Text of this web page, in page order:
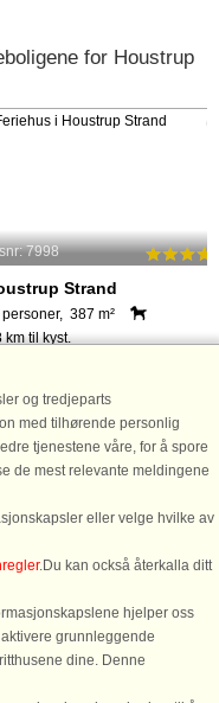
for Houstrup
7998
Strand
387 m²
km til kyst.
velindrettet luksussommerhus
med de 12 soveværelser og
plads til hele 30 feriegæster.
store aktivitetsrum er udstyret
en bar, et sofaområde og
fra 19.069 NOK
og tredjeparts
med tilhørende personlig
tjenestene våre, for å spore
de mest relevante meldingene
eller velge hvilke av
.Du kan också återkalla ditt
hjelper oss
grunnleggende
dine. Denne